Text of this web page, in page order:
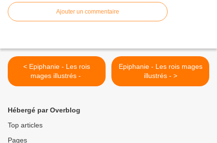
Ajouter un commentaire
< Epiphanie - Les rois
mages illustrés -
Epiphanie - Les rois mages
illustrés - >
Hébergé par Overblog
Top articles
Pages